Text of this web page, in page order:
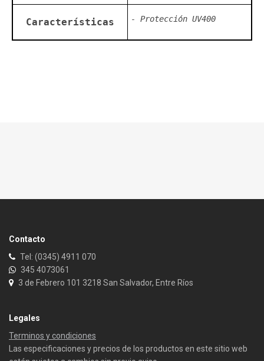
Características - Protección UV400
Contacto
Tel: (0345) 4911 070
345 4073061
3 de Febrero 101 3218 San Salvador, Entre Ríos
Legales
Terminos y condiciones
Las especificaciones y precios de los productos en este sitio web